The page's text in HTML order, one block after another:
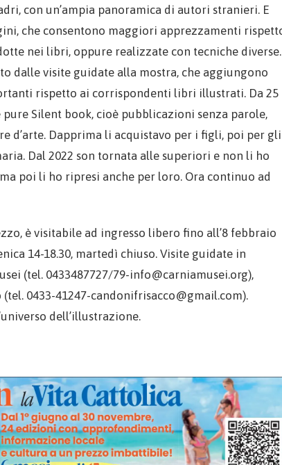
con un’ampia panoramica di autori stranieri. E
che consentono maggiori apprezzamenti
nei libri, oppure realizzate con tecniche diverse.
dalle visite guidate alla mostra, che aggiungono
rispetto ai corrispondenti libri illustrati. Da 25
Silent book, cioè pubblicazioni senza parole,
d’arte. Dapprima li acquistavo per i figli, poi per gli
Dal 2022 son tornata alle superiori e non li ho
poi li ho ripresi anche per loro. Ora continuo ad
è visitabile ad ingresso libero fino all’8 febbraio
14-18.30, martedì chiuso. Visite guidate in
(tel. 0433487727/79-info@carniamusei.org),
0433-41247-candonifrisacco@gmail.com).
dell’illustrazione.